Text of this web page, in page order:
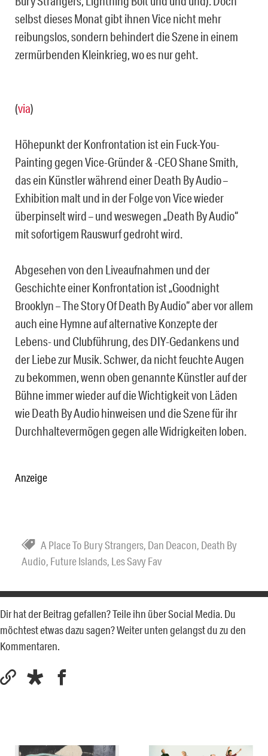
selbst dieses Monat gibt ihnen Vice nicht mehr
reibungslos, sondern behindert die Szene in einem
zermürbenden Kleinkrieg, wo es nur geht.
(via)
Höhepunkt der Konfrontation ist ein Fuck-You-
Painting gegen Vice-Gründer & -CEO Shane Smith,
das ein Künstler während einer Death By Audio –
Exhibition malt und in der Folge von Vice wieder
überpinselt wird – und weswegen „Death By Audio“
mit sofortigem Rauswurf gedroht wird.
Abgesehen von den Liveaufnahmen und der
Geschichte einer Konfrontation ist „Goodnight
Brooklyn – The Story Of Death By Audio“ aber vor allem
auch eine Hymne auf alternative Konzepte der
Lebens- und Clubführung, des DIY-Gedankens und
der Liebe zur Musik. Schwer, da nicht feuchte Augen
zu bekommen, wenn oben genannte Künstler auf der
Bühne immer wieder auf die Wichtigkeit von Läden
wie Death By Audio hinweisen und die Szene für ihr
Durchhaltevermögen gegen alle Widrigkeiten loben.
Anzeige
A Place To Bury Strangers, Dan Deacon, Death By
Audio, Future Islands, Les Savy Fav
Dir hat der Beitrag gefallen? Teile ihn über Social Media. Du
möchtest etwas dazu sagen? Weiter unten gelangst du zu den
Kommentaren.